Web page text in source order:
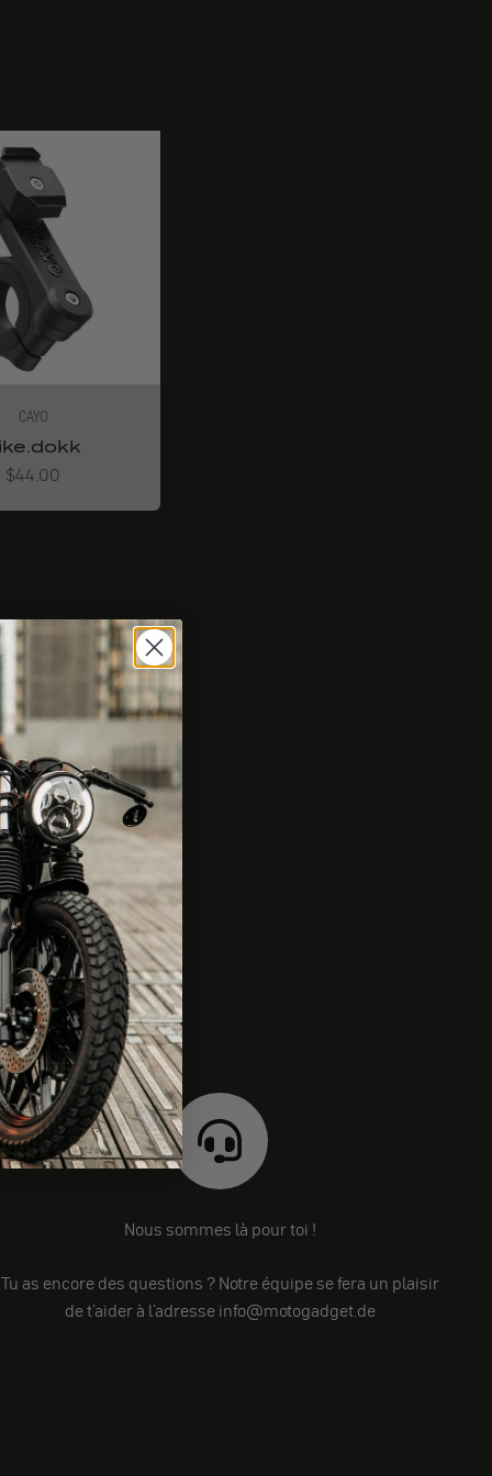
CAYO
Angebot
$44.00
Nous sommes là pour toi !
Tu as encore des questions ? Notre équipe se fera un plaisir
de t'aider à l'adresse info@motogadget.de